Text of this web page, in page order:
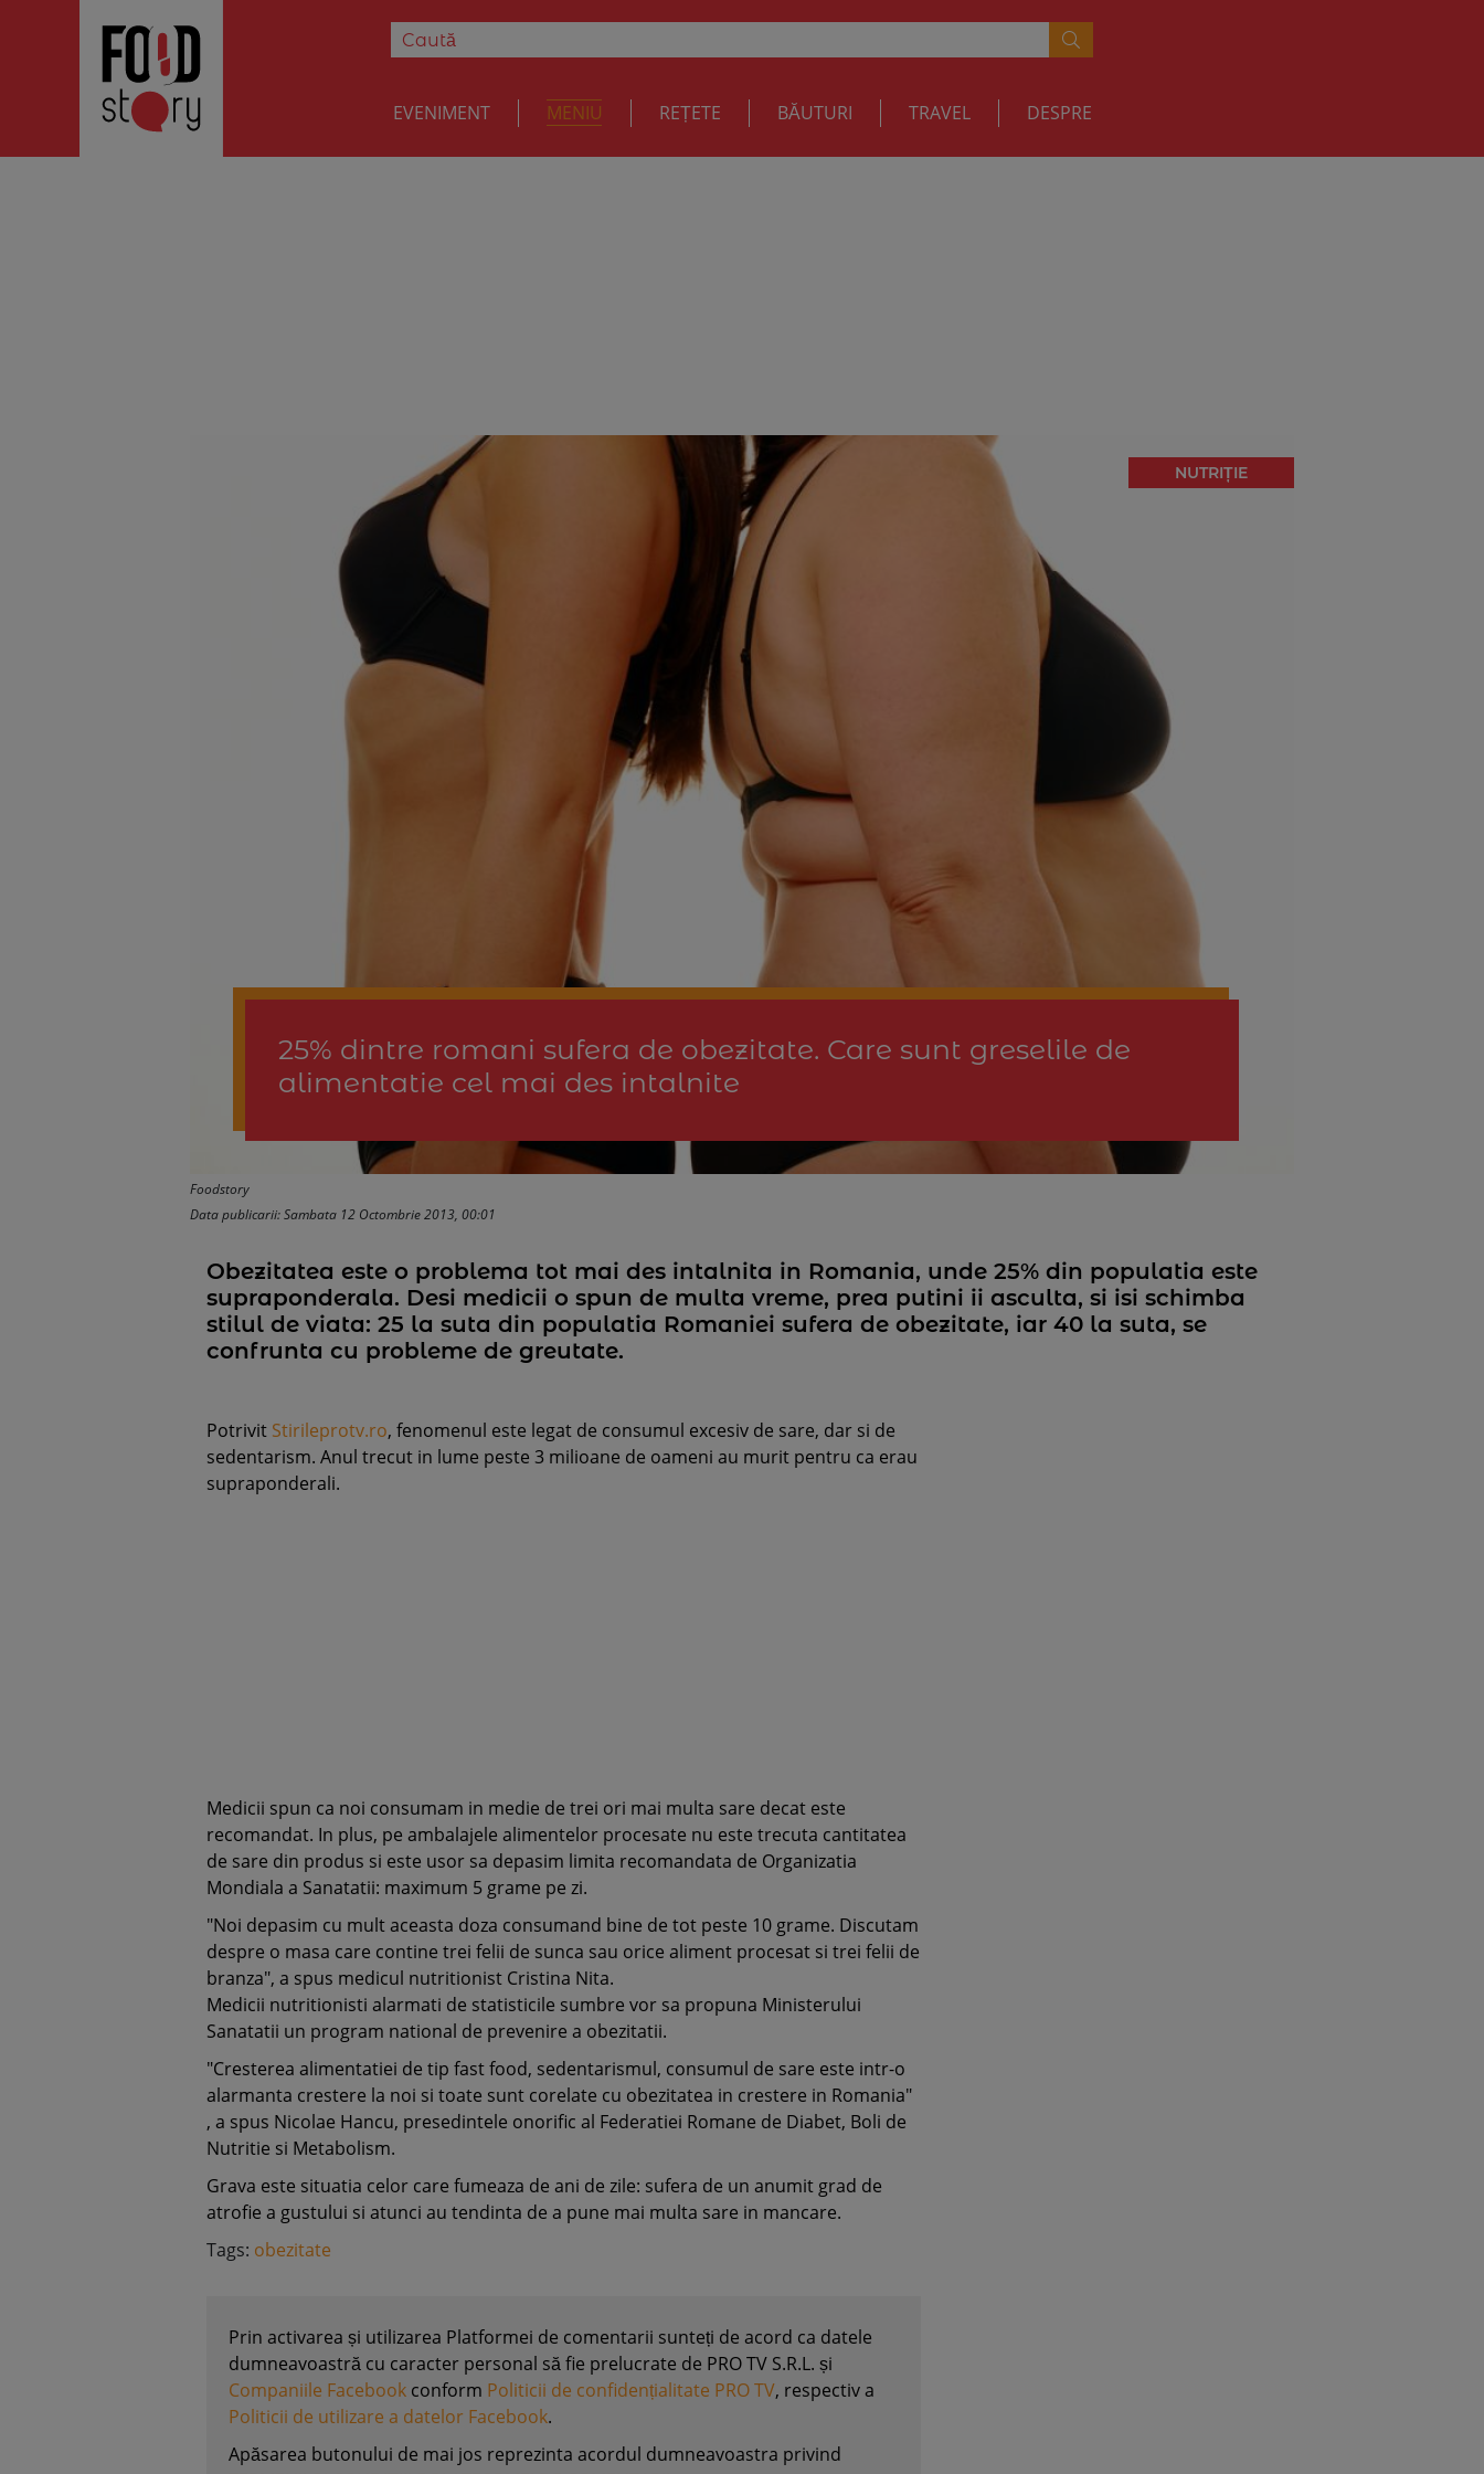
EVENIMENT MENIU REȚETE BĂUTURI TRAVEL DESPRE
NUTRIȚIE
25% dintre romani sufera de obezitate. Care sunt greselile de
alimentatie cel mai des intalnite
Foodstory
Data publicarii: Sambata 12 Octombrie 2013, 00:01
Obezitatea este o problema tot mai des intalnita in Romania, unde 25% din populatia este
supraponderala. Desi medicii o spun de multa vreme, prea putini ii asculta, si isi schimba
stilul de viata: 25 la suta din populatia Romaniei sufera de obezitate, iar 40 la suta, se
confrunta cu probleme de greutate.
Potrivit Stirileprotv.ro, fenomenul este legat de consumul excesiv de sare, dar si de
sedentarism. Anul trecut in lume peste 3 milioane de oameni au murit pentru ca erau
supraponderali.
Medicii spun ca noi consumam in medie de trei ori mai multa sare decat este
recomandat. In plus, pe ambalajele alimentelor procesate nu este trecuta cantitatea
de sare din produs si este usor sa depasim limita recomandata de Organizatia
Mondiala a Sanatatii: maximum 5 grame pe zi.
"Noi depasim cu mult aceasta doza consumand bine de tot peste 10 grame. Discutam
despre o masa care contine trei felii de sunca sau orice aliment procesat si trei felii de
branza", a spus medicul nutritionist Cristina Nita.
Medicii nutritionisti alarmati de statisticile sumbre vor sa propuna Ministerului
Sanatatii un program national de prevenire a obezitatii.
"Cresterea alimentatiei de tip fast food, sedentarismul, consumul de sare este intr-o
alarmanta crestere la noi si toate sunt corelate cu obezitatea in crestere in Romania"
, a spus Nicolae Hancu, presedintele onorific al Federatiei Romane de Diabet, Boli de
Nutritie si Metabolism.
Grava este situatia celor care fumeaza de ani de zile: sufera de un anumit grad de
atrofie a gustului si atunci au tendinta de a pune mai multa sare in mancare.
Tags: obezitate
Prin activarea și utilizarea Platformei de comentarii sunteți de acord ca datele
dumneavoastră cu caracter personal să fie prelucrate de PRO TV S.R.L. și
Companiile Facebook conform Politicii de confidențialitate PRO TV, respectiv a
Politicii de utilizare a datelor Facebook.
Apăsarea butonului de mai jos reprezinta acordul dumneavoastra privind